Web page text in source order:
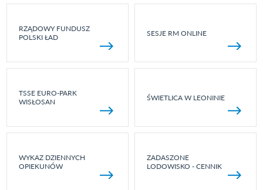
RZĄDOWY FUNDUSZ
POLSKI ŁAD
SESJE RM ONLINE
TSSE EURO-PARK
WISŁOSAN
ŚWIETLICA W LEONINIE
WYKAZ DZIENNYCH
OPIEKUNÓW
ZADASZONE
LODOWISKO - CENNIK